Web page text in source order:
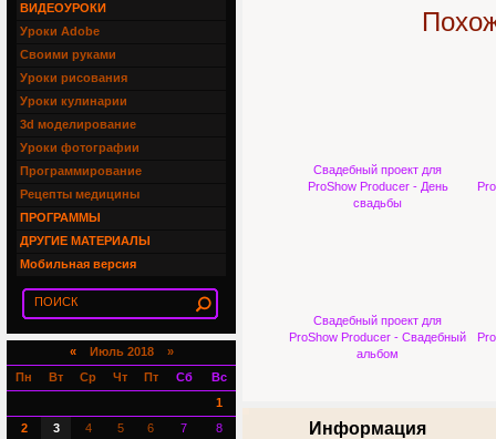
Свадебный проект для
ProShow Producer - День
свадьбы
Свадебный проект для
ProShow Producer - Свадебный
альбом
Информация
ВИДЕОУРОКИ
Уроки Adobe
Своими руками
Уроки рисования
Уроки кулинарии
3d моделирование
Уроки фотографии
Программирование
Рецепты медицины
ПРОГРАММЫ
ДРУГИЕ МАТЕРИАЛЫ
Мобильная версия
«Июль 2018 »
Пн
Вт Ср Чт Пт Сб
Вс
1
2
3 4 5 6 7
8